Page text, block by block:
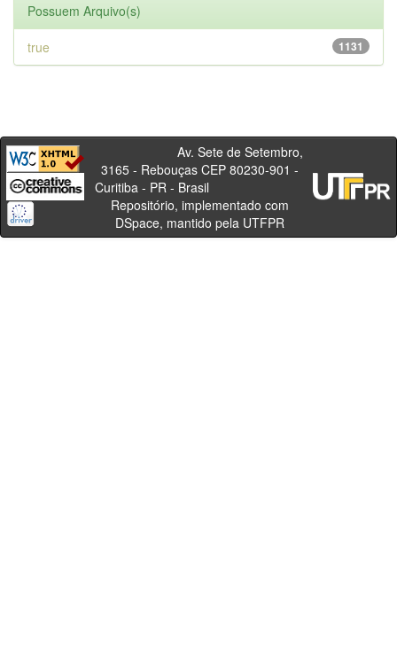
Possuem Arquivo(s)
1131
true
Av. Sete de Setembro,
3165 - Rebouças CEP 80230-901 -
Curitiba - PR - Brasil
Repositório, implementado com
DSpace, mantido pela UTFPR